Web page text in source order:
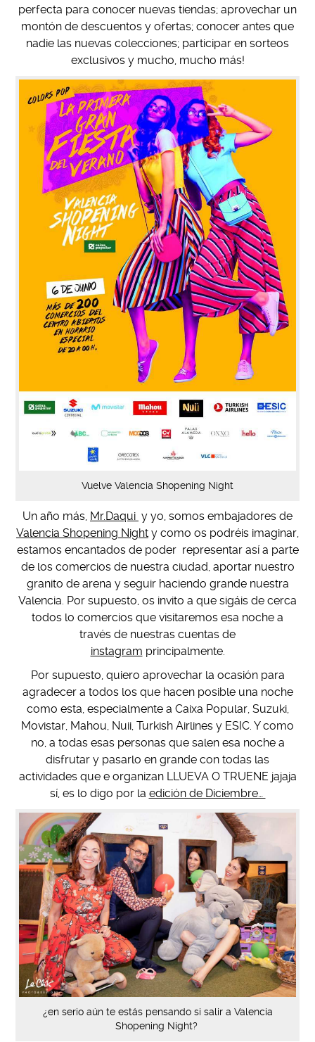
perfecta para conocer nuevas tiendas; aprovechar un
montón de descuentos y ofertas; conocer antes que
nadie las nuevas colecciones; participar en sorteos
exclusivos y mucho, mucho más!
Vuelve Valencia Shopening Night
Un año más, Mr.Daqui y yo, somos embajadores de
Valencia Shopening Night y como os podréis imaginar,
estamos encantados de poder representar así a parte
de los comercios de nuestra ciudad, aportar nuestro
granito de arena y seguir haciendo grande nuestra
Valencia. Por supuesto, os invito a que sigáis de cerca
todos lo comercios que visitaremos esa noche a
través de nuestras cuentas de
instagram principalmente.
Por supuesto, quiero aprovechar la ocasión para
agradecer a todos los que hacen posible una noche
como esta, especialmente a Caixa Popular, Suzuki,
Movistar, Mahou, Nuii, Turkish Airlines y ESIC. Y como
no, a todas esas personas que salen esa noche a
disfrutar y pasarlo en grande con todas las
actividades que e organizan LLUEVA O TRUENE jajaja
sí, es lo digo por la edición de Diciembre…
¿en serio aún te estás pensando si salir a Valencia
Shopening Night?